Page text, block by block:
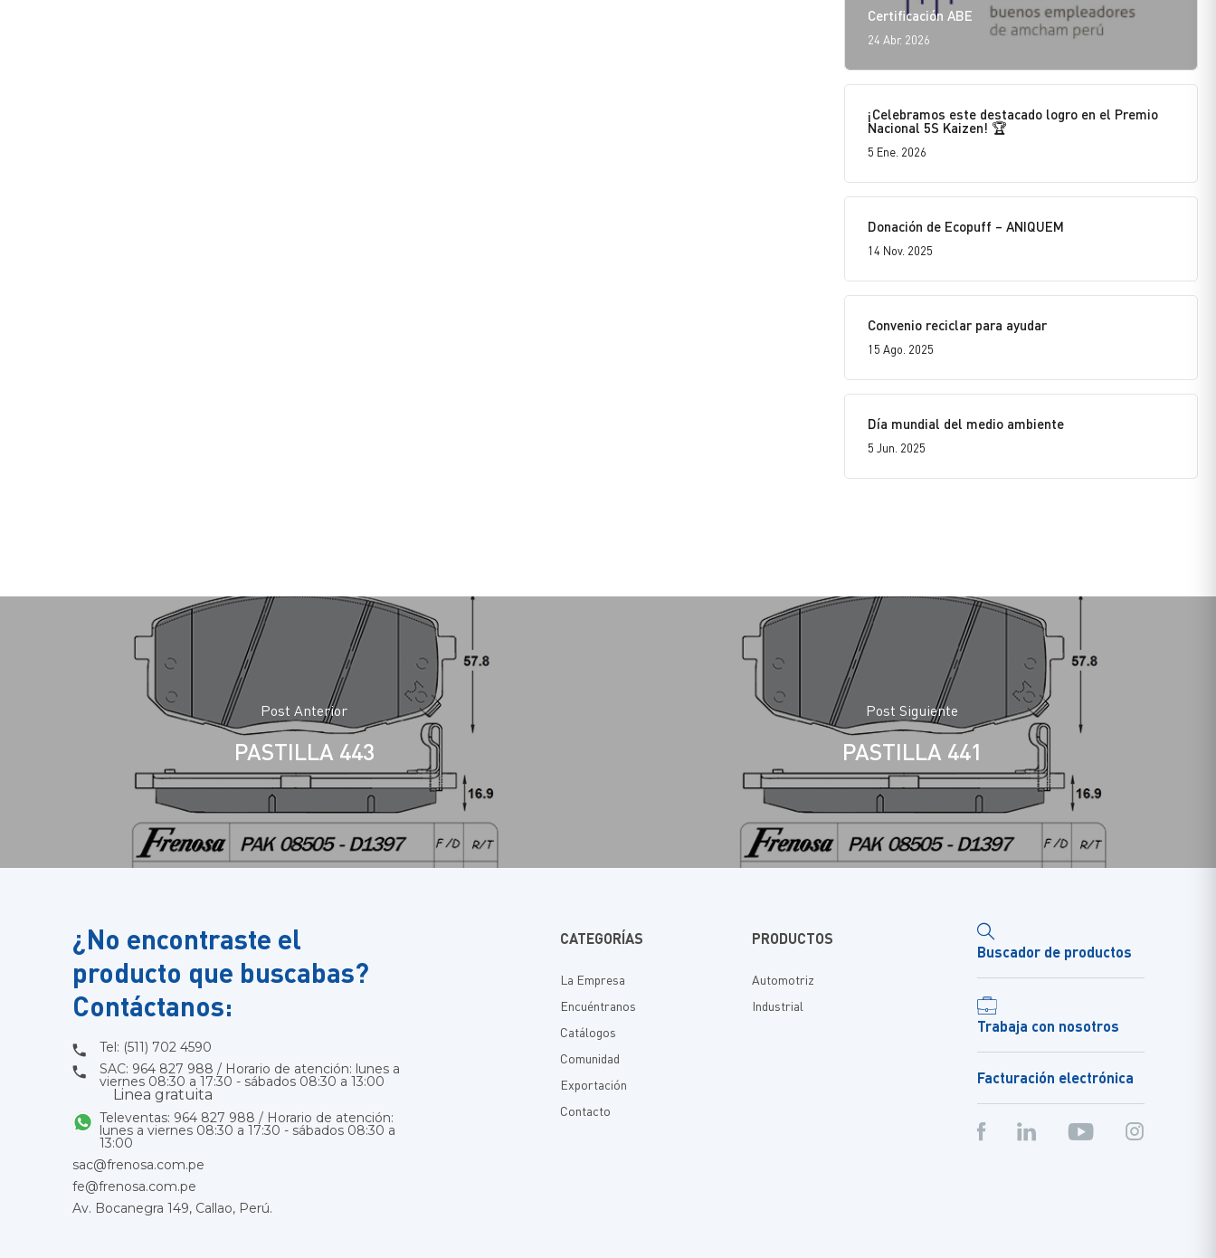
Certificación ABE
24 Abr. 2026
¡Celebramos este destacado logro en el Premio
Nacional 5S Kaizen! 🏆
5 Ene. 2026
Donación de Ecopuff – ANIQUEM
14 Nov. 2025
Convenio reciclar para ayudar
15 Ago. 2025
Día mundial del medio ambiente
5 Jun. 2025
Post Anterior
PASTILLA 443
Post Siguiente
PASTILLA 441
¿No encontraste el
producto que buscabas?
Contáctanos:
Tel: (511) 702 4590
SAC: 964 827 988 / Horario de atención: lunes a
viernes 08:30 a 17:30 - sábados 08:30 a 13:00
Linea gratuita
Televentas: 964 827 988 / Horario de atención:
lunes a viernes 08:30 a 17:30 - sábados 08:30 a
13:00
sac@frenosa.com.pe
fe@frenosa.com.pe
Av. Bocanegra 149, Callao, Perú.
CATEGORÍAS
La Empresa
Encuéntranos
Catálogos
Comunidad
Exportación
Contacto
PRODUCTOS
Automotriz
Industrial
Buscador de productos
Trabaja con nosotros
Facturación electrónica